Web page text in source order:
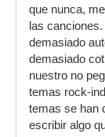
que nunca,
las
demasiado
demasiado
nuestro no
temas rock-
temas se han
escribir algo